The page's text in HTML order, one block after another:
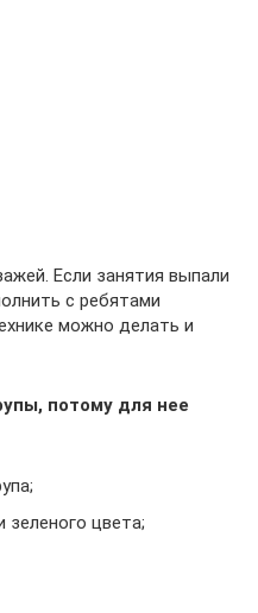
Если занятия выпали
с ребятами
можно делать и
потому для нее
цвета;